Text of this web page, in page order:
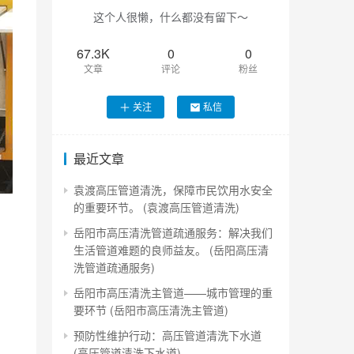
这个人很懒，什么都没有留下～
67.3K
文章
0
评论
0
粉丝
关注 私信
最近文章
袁渡高压管道清洗，保障市民饮用水安全
的重要环节。 (袁渡高压管道清洗)
岳阳市高压清洗管道疏通服务：解决我们
生活管道难题的良师益友。 (岳阳高压清
洗管道疏通服务)
岳阳市高压清洗主管道——城市管理的重
要环节 (岳阳市高压清洗主管道)
预防性维护行动：高压管道清洗下水道